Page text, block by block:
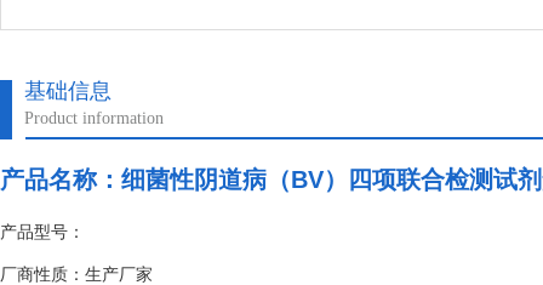
基础信息
Product information
产品名称： 细菌性阴道病（BV）四项联合检测试
产品型号：
厂商性质：生产厂家